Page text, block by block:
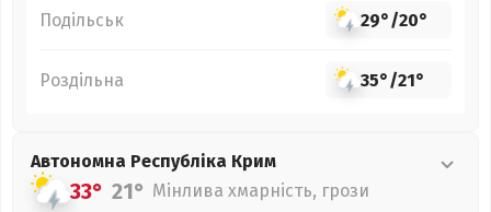
Подільськ 29°/20°
Роздільна 35°/21°
Автономна Республіка Крим
33° 21° Мінлива хмарність, грози